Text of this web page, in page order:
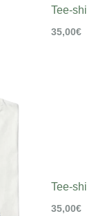
Tee-
35,00€
Tee-
35,00€